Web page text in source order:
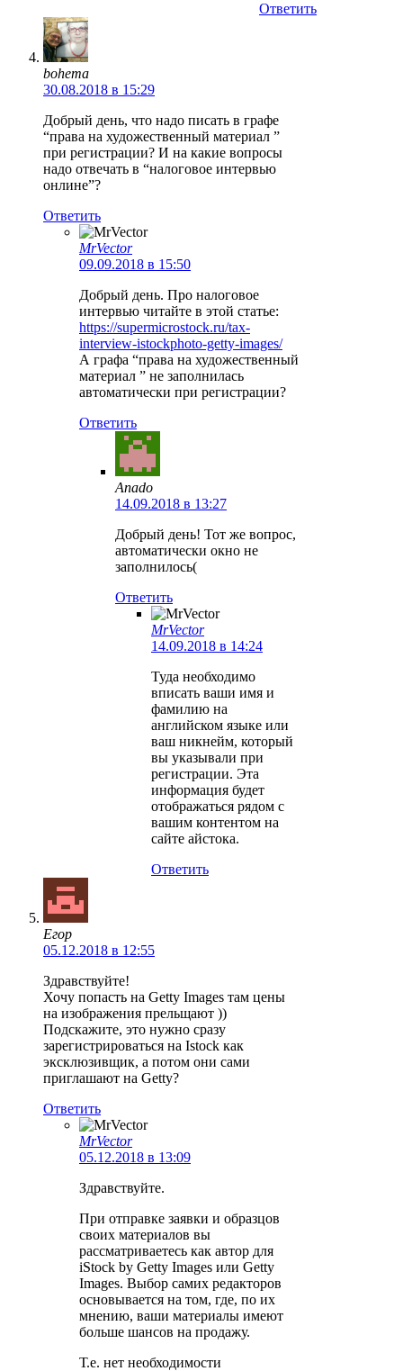
Ответить
bohema
30.08.2018 в 15:29
Добрый день, что надо писать в графе
“права на художественный материал ”
при регистрации? И на какие вопросы
надо отвечать в “налоговое интервью
онлине”?
Ответить
MrVector
09.09.2018 в 15:50
Добрый день. Про налоговое
интервью читайте в этой статье:
https://supermicrostock.ru/tax-
interview-istockphoto-getty-images/
А графа “права на художественный
материал ” не заполнилась
автоматически при регистрации?
Ответить
Anado
14.09.2018 в 13:27
Добрый день! Тот же вопрос,
автоматически окно не
заполнилось(
Ответить
MrVector
14.09.2018 в 14:24
Туда необходимо
вписать ваши имя и
фамилию на
английском языке или
ваш никнейм, который
вы указывали при
регистрации. Эта
информация будет
отображаться рядом с
вашим контентом на
сайте айстока.
Ответить
Егор
05.12.2018 в 12:55
Здравствуйте!
Хочу попасть на Getty Images там цены
на изображения прельщают ))
Подскажите, это нужно сразу
зарегистрироваться на Istock как
эксклюзивщик, а потом они сами
приглашают на Getty?
Ответить
MrVector
05.12.2018 в 13:09
Здравствуйте.
При отправке заявки и образцов
своих материалов вы
рассматриваетесь как автор для
iStock by Getty Images или Getty
Images. Выбор самих редакторов
основывается на том, где, по их
мнению, ваши материалы имеют
больше шансов на продажу.
Т.е. нет необходимости